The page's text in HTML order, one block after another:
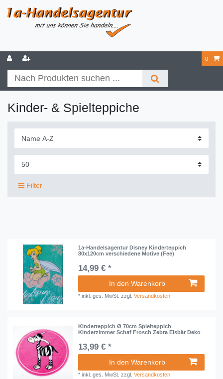
0
Kinder- & Spielteppiche
Filter
1a-Handelsagentur Disney Kinderteppich
80x120cm verschiedene Motive (Fee)
14,99 € *
In den Warenkorb
*inkl. ges. MwSt. zzgl.Versandkosten
Kinderteppich Ø 70cm Spielteppich
Kinderzimmer Schaf Frosch Zebra Eisbär Deko
13,99 € *
In den Warenkorb
*inkl. ges. MwSt. zzgl.Versandkosten